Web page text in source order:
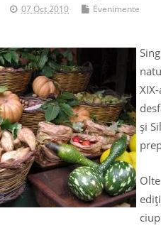
07 Oct 2010 Evenimente
şi